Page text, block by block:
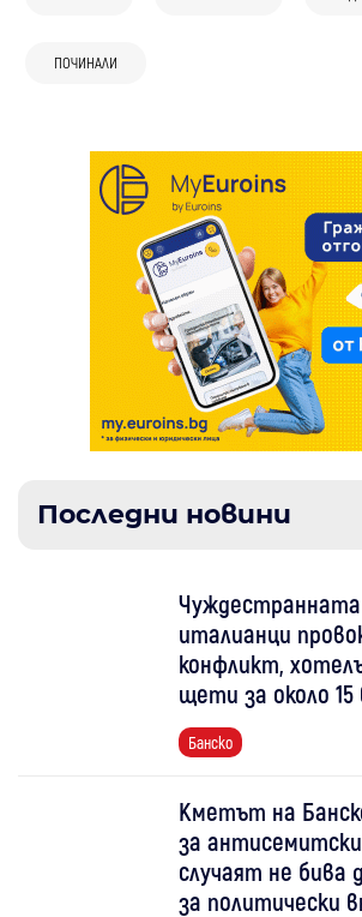
ПОЧИНАЛИ
6 мача
Последни новини
Чуждестранната
италианци
конфликт,
щети за около 15
Банско
Кметът на
за
случаят не бива
за политически